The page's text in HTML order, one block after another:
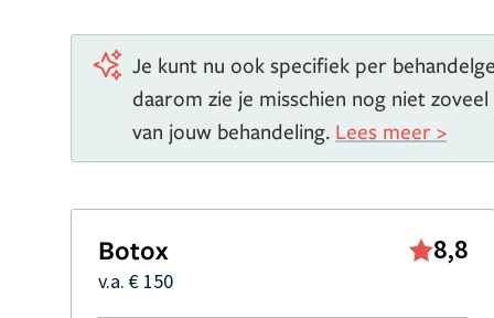
Je kunt nu ook specifiek per
daarom zie je misschien nog niet
van jouw behandeling. Lees meer >
Botox 8,8
v.a. € 150